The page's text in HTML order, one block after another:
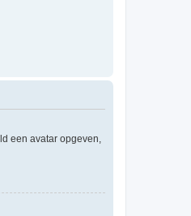
een avatar opgeven,